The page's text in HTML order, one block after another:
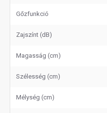
Gőzfunkció
Zajszínt (dB)
Magasság (cm)
Szélesség (cm)
Mélység (cm)